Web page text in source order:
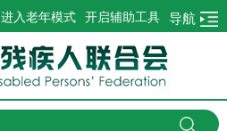
导航
开启辅助工具
进入老年模式